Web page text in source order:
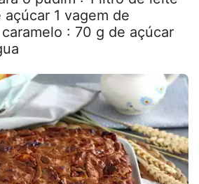
1 vagem de
: 70 g de açúcar